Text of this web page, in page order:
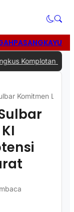
PASANGKAYU
Spesialis
Komitmen